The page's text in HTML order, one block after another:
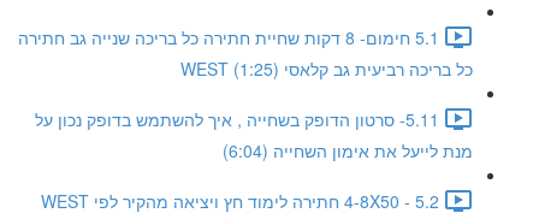
5.1 חימום- 8 דקות שחיית חתירה כל בריכה שנייה גב חתירה
כל בריכה רביעית גב קלאסי WEST (1:25)
5.11- סרטון הדופק בשחייה , איך להשתמש בדופק נכון על
מנת לייעל את אימון השחייה (6:04)
5.2 - 4-8X50 חתירה לימוד חץ ויציאה מהקיר לפי WEST